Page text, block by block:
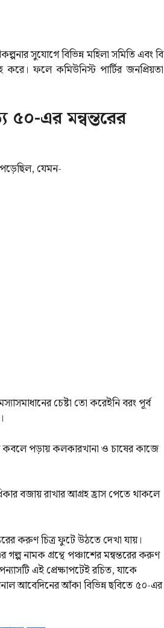
সুযোগে বিভিন্ন মহিলা সমিতি এবং বি
ফলে কমিউনিস্ট পার্টির জনপ্রিয়তা
৫০-এর মন্বন্তরের
পড়েছিল, যেমন-
চেষ্টা তো করেইনি বরং পূর্ব
কবলে পড়ায় কলকারখানা ও চাষের কাজে
বজায় রাখার আগ্রহ হ্রাস পেতে থাকলে
করুণ চিত্র ফুটে উঠতে দেখা যায়।
নামক গ্রন্থে পঞ্চাশের মন্বন্তরের করুণ
এই প্রেক্ষাপটেই রচিত, যাকে
আবেদিনের আঁকা বিভিন্ন ছবিতে ৫০-এর